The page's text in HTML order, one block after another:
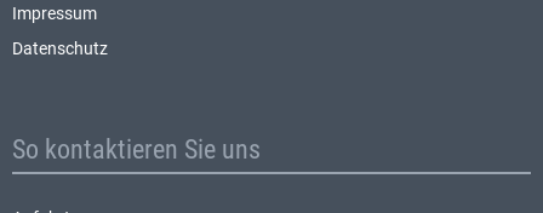
Impressum
Datenschutz
So kontaktieren Sie uns